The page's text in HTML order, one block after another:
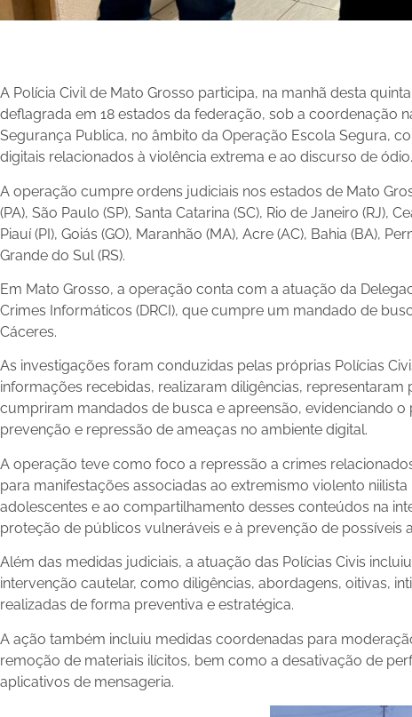
A Polícia Civil de Mato Grosso participa, na manhã desta
deflagrada em 18 estados da federação, sob a coordenação
Segurança Publica, no âmbito da Operação Escola Segura,
digitais relacionados à violência extrema e ao discurso de ódio.
A operação cumpre ordens judiciais nos estados de Mato
(PA), São Paulo (SP), Santa Catarina (SC), Rio de Janeiro (RJ),
Piauí (PI), Goiás (GO), Maranhão (MA), Acre (AC), Bahia (BA),
Grande do Sul (RS).
Em Mato Grosso, a operação conta com a atuação da
Crimes Informáticos (DRCI), que cumpre um mandado de
Cáceres.
As investigações foram conduzidas pelas próprias Polícias
informações recebidas, realizaram diligências, representaram
cumpriram mandados de busca e apreensão, evidenciando
prevenção e repressão de ameaças no ambiente digital.
A operação teve como foco a repressão a crimes
para manifestações associadas ao extremismo violento
adolescentes e ao compartilhamento desses conteúdos na
proteção de públicos vulneráveis e à prevenção de possíveis
Além das medidas judiciais, a atuação das Polícias Civis
intervenção cautelar, como diligências, abordagens, oitivas,
realizadas de forma preventiva e estratégica.
A ação também incluiu medidas coordenadas para
remoção de materiais ilícitos, bem como a desativação de
aplicativos de mensageria.